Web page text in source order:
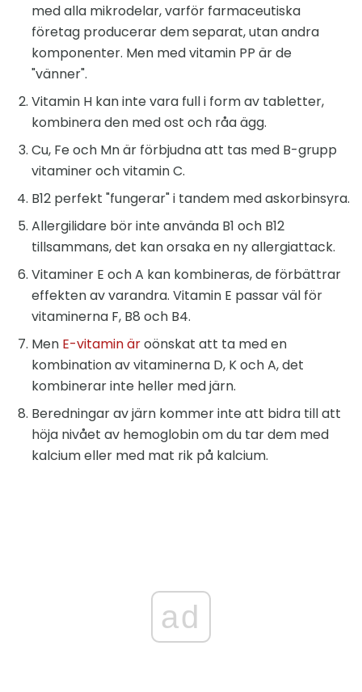
med alla mikrodelar, varför farmaceutiska
företag producerar dem separat, utan andra
komponenter. Men med vitamin PP är de
"vänner".
Vitamin H kan inte vara full i form av tabletter,
kombinera den med ost och råa ägg.
Cu, Fe och Mn är förbjudna att tas med B-grupp
vitaminer och vitamin C.
B12 perfekt "fungerar" i tandem med askorbinsyra.
Allergilidare bör inte använda B1 och B12
tillsammans, det kan orsaka en ny allergiattack.
Vitaminer E och A kan kombineras, de förbättrar
effekten av varandra. Vitamin E passar väl för
vitaminerna F, B8 och B4.
Men E-vitamin äroönskat att ta med en
kombination av vitaminerna D, K och A, det
kombinerar inte heller med järn.
Beredningar av järn kommer inte att bidra till att
höja nivået av hemoglobin om du tar dem med
kalcium eller med mat rik på kalcium.
ad